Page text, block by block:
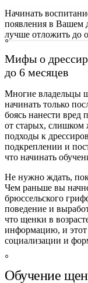
Начинать
появления в Вашем
лучше отложить до
Мифы о
до 6 месяцев
Многие владельцы
начинать только
боясь нанести вред
от старых, слишком
подходы к
подкреплении и
что начинать
Не нужно ждать,
Чем раньше вы
брюссельского
поведение и
что щенки в
информацию, и этот
социализации и
Обучение